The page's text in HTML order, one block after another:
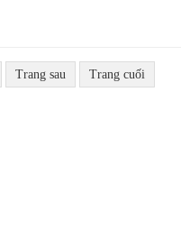
Trang sau Trang cuối